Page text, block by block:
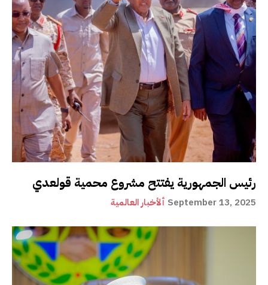
رئيس الجمهورية يفتتح مشروع محمية قولعدي
ألأخبار العالمية September 13, 2025